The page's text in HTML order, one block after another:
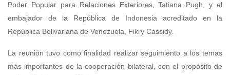
Poder Popular para Relaciones Exteriores, Tatiana Pugh, y el
embajador de la República de Indonesia acreditado en la
República Bolivariana de Venezuela, Fikry Cassidy.
La reunión tuvo como finalidad realizar seguimiento a los temas
más importantes de la cooperación bilateral, con el propósito de